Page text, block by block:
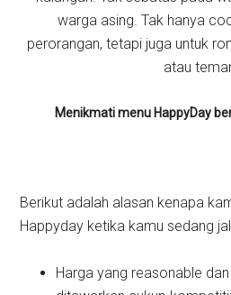
warga asing. Tak hanya
perorangan, tetapi juga untuk
atau
Menikmati menu HappyDay
Berikut adalah alasan kenapa
Happyday ketika kamu sedang
Harga yang reasonable